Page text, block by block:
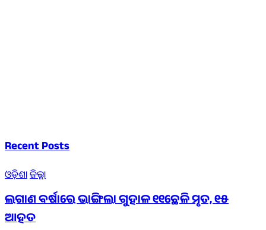
Recent Posts
ଓଡ଼ିଶାଜିଲ୍ଲା
ଲଗାଣ ବର୍ଷାରେ ଭାଙ୍ଗିଲା ଗୁହାଳ ୧୧ଛେଳି ମୃତ, ୧୫
ଆହତ